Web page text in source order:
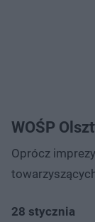
WOŚP
Oprócz
28 stycznia